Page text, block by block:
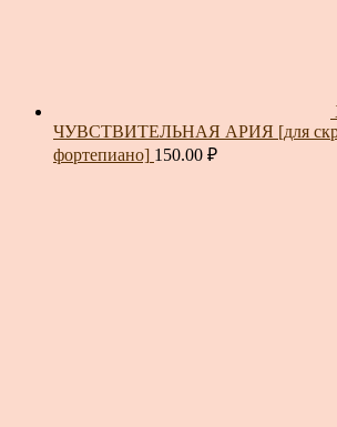
ЧУВСТВИТЕЛЬНАЯ АРИЯ [для
фортепиано] 150.00 ₽